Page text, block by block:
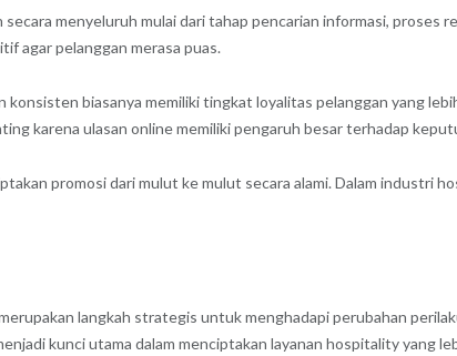
menyeluruh mulai dari tahap pencarian informasi, proses
agar pelanggan merasa puas.
biasanya memiliki tingkat loyalitas pelanggan yang
karena ulasan online memiliki pengaruh besar terhadap
promosi dari mulut ke mulut secara alami. Dalam industri
langkah strategis untuk menghadapi perubahan
kunci utama dalam menciptakan layanan hospitality yang